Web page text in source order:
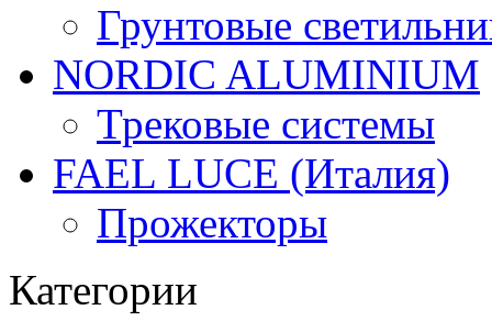
Грунтовые
NORDIC ALUMINIUM
Трековые системы
FAEL LUCE (Италия)
Прожекторы
Категории